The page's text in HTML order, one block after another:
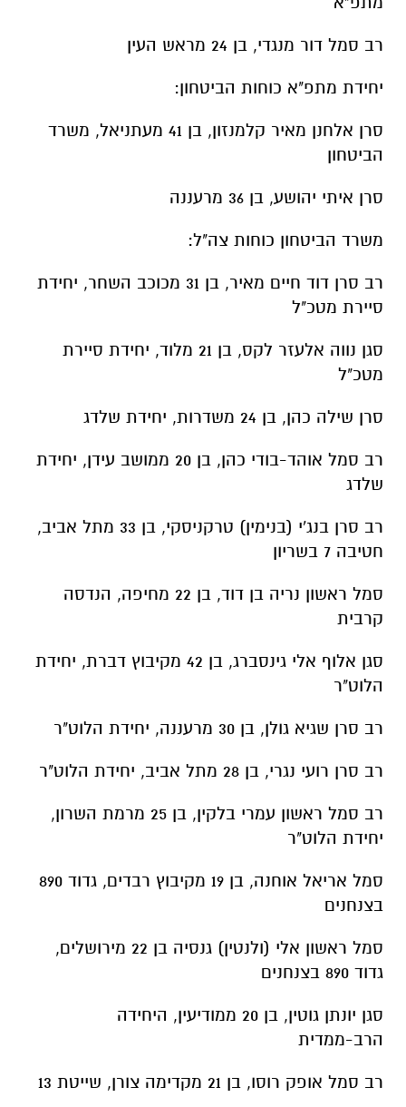
⁠רב סמל דור מנגדי, בן 24 מראש העין
יחידת מתפ"א כוחות הביטחון:
סרן אלחנן מאיר קלמנזון, בן 41 מעתניאל, משרד
הביטחון
⁠סרן איתי יהושע, בן 36 מרעננה
משרד הביטחון כוחות צה"ל:
רב סרן דוד חיים מאיר, בן 31 מכוכב השחר, יחידת
סיירת מטכ"ל
סגן נווה אלעזר לקס, בן 21 מלוד, יחידת סיירת
מטכ"ל
סרן שילה כהן, בן 24 משדרות, יחידת שלדג
רב סמל אוהד-בודי כהן, בן 20 ממושב עידן, יחידת
שלדג
רב סרן בנג'י (בנימין) טרקניסקי, בן 33 מתל אביב,
חטיבה 7 בשריון
סמל ראשון נריה בן דוד, בן 22 מחיפה, הנדסה
קרבית
סגן אלוף אלי גינסברג, בן 42 מקיבוץ דברת, יחידת
הלוט"ר
רב סרן שגיא גולן, בן 30 מרעננה, יחידת הלוט"ר
רב סרן רועי נגרי, בן 28 מתל אביב, יחידת הלוט"ר
רב סמל ראשון עמרי בלקין, בן 25 מרמת השרון,
יחידת הלוט"ר
סמל אריאל אוחנה, בן 19 מקיבוץ רבדים, גדוד 890
בצנחנים
סמל ראשון אלי (ולנטין) גנסיה בן 22 מירושלים,
גדוד 890 בצנחנים
סגן יונתן גוטין, בן 20 ממודיעין, היחידה
הרב-ממדית
רב סמל אופק רוסו, בן 21 מקדימה צורן, שייטת 13